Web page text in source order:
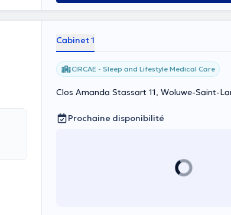
Cabinet 1
CIRCAE - Sleep and Lifestyle Medical Care
Clos Amanda Stassart 11, Woluwe-Saint-
Prochaine disponibilité